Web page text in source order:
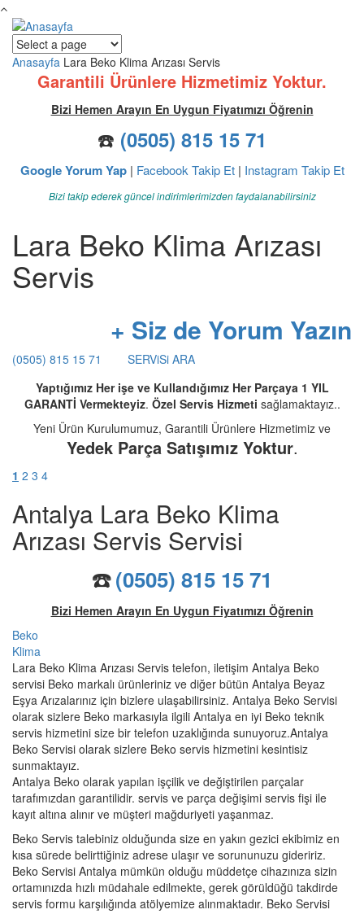
Ana içeriğe atla
Ana menü
Anasayfa Lara Beko Klima Arızası Servis
Garantili Ürünlere Hizmetimiz Yoktur.
Bizi Hemen Arayın En Uygun Fiyatımızı Öğrenin
☎️ (0505) 815 15 71
Google Yorum Yap| Facebook Takip Et| Instagram Takip Et
Bizi takip ederek güncel indirimlerimizden faydalanabilirsiniz
Lara Beko Klima Arızası
Servis
+ Siz de Yorum Yazın
(0505) 815 15 71
SERViSi ARA
Yaptığımız Her işe ve Kullandığımız Her Parçaya 1 YIL
GARANTİ Vermekteyiz. Özel Servis Hizmeti sağlamaktayız..
Yeni Ürün Kurulumumuz, Garantili Ürünlere Hizmetimiz ve
Yedek Parça Satışımız Yoktur.
1 2 3 4
Antalya Lara Beko Klima
Arızası Servis Servisi
☎️(0505) 815 15 71
Bizi Hemen Arayın En Uygun Fiyatımızı Öğrenin
Beko
Klima
Lara Beko Klima Arızası Servis telefon, iletişim Antalya Beko
servisi Beko markalı ürünleriniz ve diğer bütün Antalya Beyaz
Eşya Arızalarınız için bizlere ulaşabilirsiniz. Antalya Beko Servisi
olarak sizlere Beko markasıyla ilgili Antalya en iyi Beko teknik
servis hizmetini size bir telefon uzaklığında sunuyoruz.Antalya
Beko Servisi olarak sizlere Beko servis hizmetini kesintisiz
sunmaktayız.
Antalya Beko olarak yapılan işçilik ve değiştirilen parçalar
tarafımızdan garantilidir. servis ve parça değişimi servis fişi ile
kayıt altına alınır ve müşteri mağduriyeti yaşanmaz.
Beko Servis talebiniz olduğunda size en yakın gezici ekibimiz en
kısa sürede belirttiğiniz adrese ulaşır ve sorununuzu gideririz.
Beko Servisi Antalya mümkün olduğu müddetçe cihazınıza sizin
ortamınızda hızlı müdahale edilmekte, gerek görüldüğü takdirde
servis formu karşılığında atölyemize alınmaktadır. Beko Servisi